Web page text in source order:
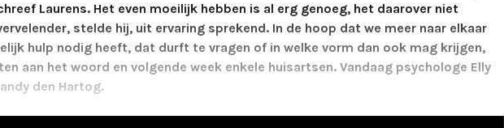
Laurens. Het even moeilijk hebben is al erg genoeg, het daarover niet
stelde hij, uit ervaring sprekend. In de hoop dat we meer naar elkaar
hulp nodig heeft, dat durft te vragen of in welke vorm dan ook mag krijgen,
aan het woord en volgende week enkele huisartsen. Vandaag psychologe Elly
den Hartog.